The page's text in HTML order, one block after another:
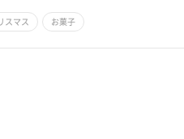
スマス お菓子